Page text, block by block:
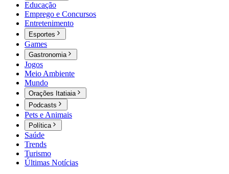
Educação
Emprego e Concursos
Entretenimento
Esportes
Games
Gastronomia
Jogos
Meio Ambiente
Mundo
Orações Itatiaia
Podcasts
Pets e Animais
Política
Saúde
Trends
Turismo
Últimas Notícias